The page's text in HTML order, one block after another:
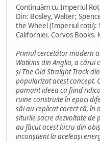
Continuăm cu Imperiul
Din: Bosley, Walter;
the Wheel (Imperiul roții):
Californiei. Corvos Books.
Primul cercetător modern
Watkins din Anglia, a cărui
și The Old Straight Track
popularizat acest concept.
pamant ideea ca fiind
ruine construite în epoci
săi au replicat corect că, în
siturile sacre dezvoltate
au făcut acest lucru din
inconștient la aceleași